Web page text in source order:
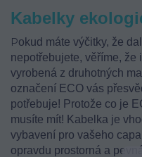
Kabelky
Pokud máte výčitky, že
nepotřebujete, věříme, že
vyrobená z druhotných
označení ECO vás
potřebuje! Protože co je
musíte mít! Kabelka je
vybavení pro vašeho
opravdu prostorná a